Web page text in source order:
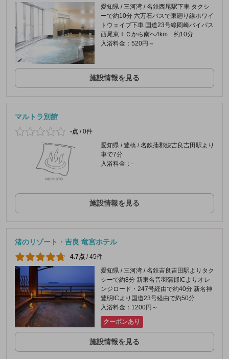
愛知県 / 三河湾 / 名鉄西尾駅下車 タクシ
ーで約10分 六万石バスで東廻り線ホワイ
トウェイブ下車 国道23号線岡崎バイパス
西尾東ＩＣから南へ4km 約10分
入浴料金：520円～
施設情報を見る
マルトラ別館
-点 /0件
愛知県 / 豊橋 / 名鉄蒲郡線吉良吉田駅より
車で7分
入浴料金：-
施設情報を見る
渚のリゾート・吉良 竜宮ホテル
4.7点 /45件
愛知県 / 三河湾 / 名鉄吉良吉田駅よりタク
シーで約8分 新東名音羽蒲郡ICよりオレ
ンジロード・247号経由で約40分 新名神
豊明ICより国道23号経由で約50分
入浴料金：1200円～
クーポンあり
施設情報を見る